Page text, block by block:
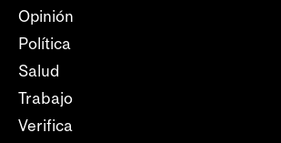
Opinión
Política
Salud
Trabajo
Verifica